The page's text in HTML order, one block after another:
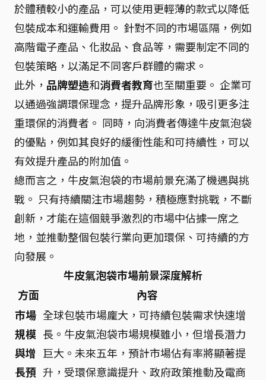
於體積較小的產品，可以使用更輕薄的款式以降低
包裝成本和運輸費用。 針對不同的市場區隔，例如
高階電子產品、化妝品、食品等，需要制定不同的
包裝策略，以滿足不同客戶群體的需求。
此外， 品牌塑造和消費者教育也至關重要。 企業可
以通過強調環保理念，提升品牌形象，吸引更多注
重環保的消費者。 同時，向消費者傳達牛皮氣泡袋
的優點，例如其良好的緩衝性能和可持續性，可以
有效提升產品的附加值。
總而言之，牛皮氣泡袋的市場前景充滿了機遇與挑
戰。 只有持續關注市場趨勢，積極應對挑戰，不斷
創新，才能在這個競爭激烈的市場中佔據一席之
地，並推動整個包裝行業向更加環保、可持續的方
向發展。
牛皮氣泡袋市場前景深度解析
方面
內容
市場
規模
與增
長預
全球包裝市場龐大，可持續包裝需求快速增
長。牛皮氣泡袋市場規模雖小，但增長潛力
巨大。未來五年，預計市場佔有率將顯著提
升，受環保意識提升、政府政策推動及電商